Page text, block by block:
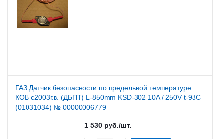
ГАЗ Датчик безопасности по предельной температуре
КОВ с2003г.в. (ДБПТ) L-850mm KSD-302 10A / 250V t-98C
(01031034) № 00000006779
1 530 руб./шт.